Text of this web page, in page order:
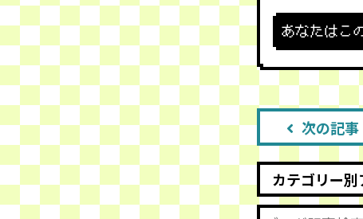
あなたはこ
次の記事